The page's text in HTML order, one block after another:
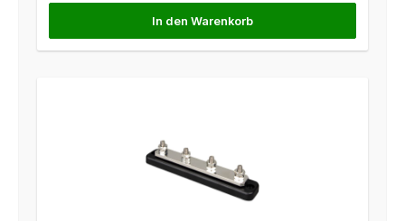
In den Warenkorb